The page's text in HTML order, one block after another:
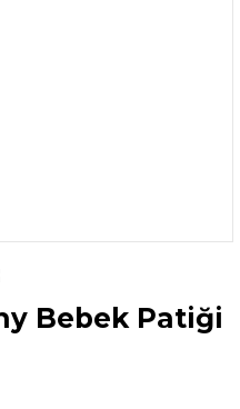
Bebek Patiği